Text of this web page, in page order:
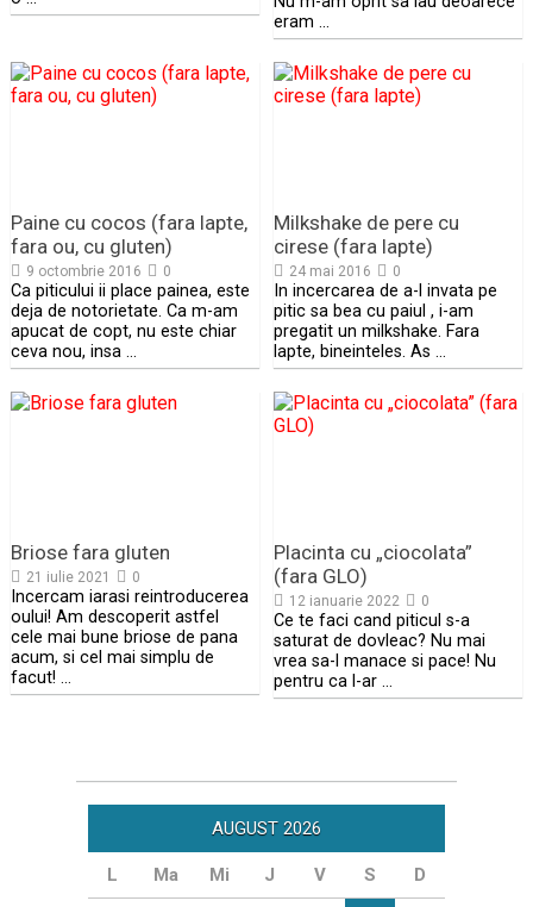
eram …
Paine cu cocos (fara lapte,
fara ou, cu gluten)
9 octombrie 2016 0
Ca piticului ii place painea, este
deja de notorietate. Ca m-am
apucat de copt, nu este chiar
ceva nou, insa …
Milkshake de pere cu
cirese (fara lapte)
24 mai 2016 0
In incercarea de a-l invata pe
pitic sa bea cu paiul , i-am
pregatit un milkshake. Fara
lapte, bineinteles. As …
Briose fara gluten
21 iulie 2021 0
Incercam iarasi reintroducerea
oului! Am descoperit astfel
cele mai bune briose de pana
acum, si cel mai simplu de
facut! …
Placinta cu „ciocolata”
(fara GLO)
12 ianuarie 2022 0
Ce te faci cand piticul s-a
saturat de dovleac? Nu mai
vrea sa-l manace si pace! Nu
pentru ca l-ar …
AUGUST 2026
L Ma Mi J V S D